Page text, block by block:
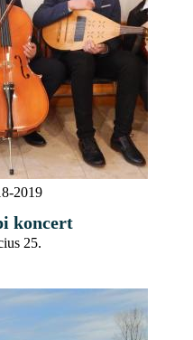
2019
koncert
25.